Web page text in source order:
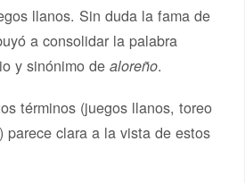
llanos. Sin duda la fama de
a consolidar la palabra
y sinónimo dealoreño.
términos (juegos llanos, toreo
) parece clara a la vista de estos